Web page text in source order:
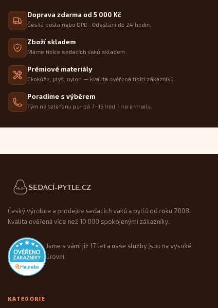
Doprava zdarma od 5 000 Kč
Česká pošta nebo DPD . Odeslání do 24 hodin.
Zboží skladem
Máme tisíce sedacích vaků skladem.
Prémiové materiály
Ekokůže, plyš, nylon — kvalita ověřená tisíci zákazníků.
Poradíme s výběrem
Tým na telefonu po–pá 7–15 hod. i na e-mailu.
Patička webu
Český výrobce a prodejce sedacích vaků a pytlů od roku 2008.
Kvalita ověřená více než 10 000 spokojenými zákazníky.
Jsme s vámi již 17 let a naše služby jsou na vysoké
úrovni.
KATEGORIE